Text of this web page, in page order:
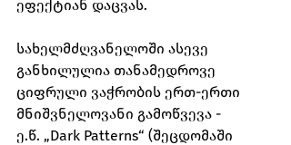
ეფექტიან დაცვას.
სახელმძღვანელოში ასევე
განხილულია თანამედროვე
ციფრული ვაჭრობის ერთ-ერთი
მნიშვნელოვანი გამოწვევა -
ე.წ. „Dark Patterns“ (შეცდომაში